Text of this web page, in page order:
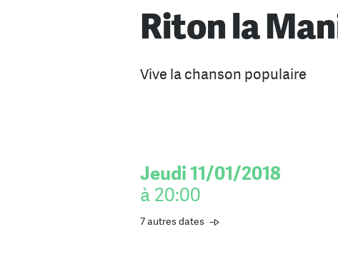
Riton la
Vive la chanson populaire
Jeudi 11/01/2018
à 20:00
7 autres dates